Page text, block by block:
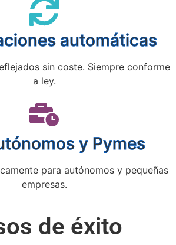
automáticas
sin coste. Siempre conforme
a ley.
y Pymes
para autónomos y pequeñas
empresas.
de éxito